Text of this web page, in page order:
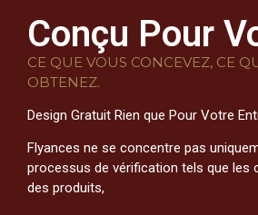
Conçu Pour
CE QUE VOUS CONCEVEZ, CE
OBTENEZ.
Design Gratuit Rien que Pour Votre
Flyances ne se concentre pas
processus de vérification tels que les
des produits,